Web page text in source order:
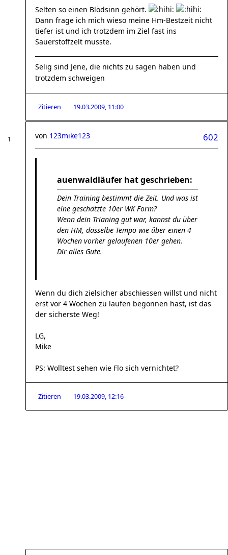
Selten so einen Blödsinn gehört.
Dann frage ich mich wieso meine Hm-Bestzeit nicht
tiefer ist und ich trotzdem im Ziel fast ins
Sauerstoffzelt musste.
Selig sind Jene, die nichts zu sagen haben und
trotzdem schweigen
Zitieren 19.03.2009, 11:00
602
von 123mike123
auenwaldläufer hat geschrieben:
Dein Training bestimmt die Zeit. Und was ist
eine geschätzte 10er WK Form?
Wenn dein Trianing gut war, kannst du über
den HM, dasselbe Tempo wie über einen 4
Wochen vorher gelaufenen 10er gehen.
Dir alles Gute.
Wenn du dich zielsicher abschiessen willst und nicht
erst vor 4 Wochen zu laufen begonnen hast, ist das
der sicherste Weg!
LG,
Mike
PS: Wolltest sehen wie Flo sich vernichtet?
Zitieren 19.03.2009, 12:16